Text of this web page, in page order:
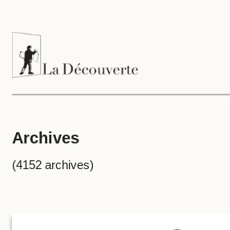
Archives
(4152 archives)